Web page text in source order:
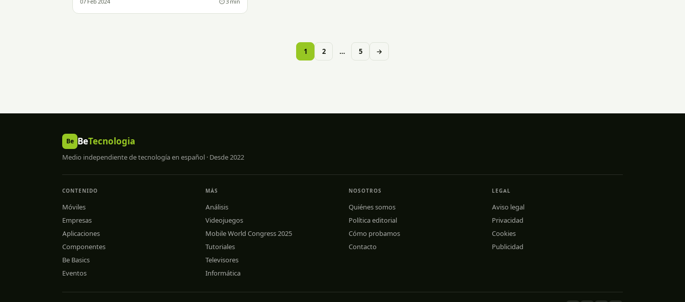
de
1 2 … 5 →
Be BeTecnologia
Medio independiente de tecnología en español · Desde 2022
CONTENIDO
Móviles
Empresas
Aplicaciones
Componentes
Be Basics
Eventos
MÁS
Análisis
Videojuegos
Mobile World Congress 2025
Tutoriales
Televisores
Informática
NOSOTROS
Quiénes somos
Política editorial
Cómo probamos
Contacto
LEGAL
Aviso legal
Privacidad
Cookies
Publicidad